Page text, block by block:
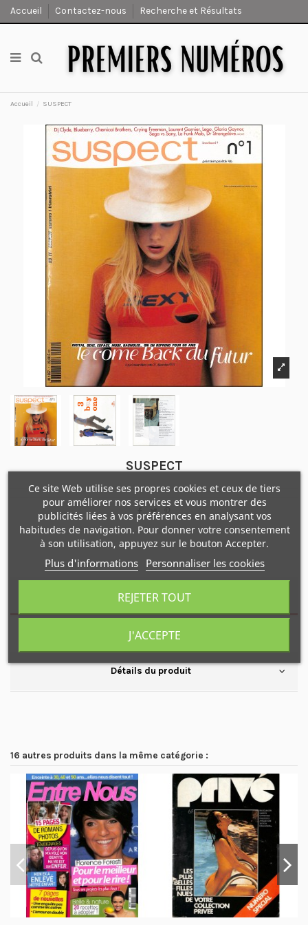
Accueil Contactez-nous Recherche et Résultats
Accueil SUSPECT
SUSPECT
Description
LE COME BACK DU FUTUR
Détails du produit
16 autres produits dans la même catégorie :
Ce site Web utilise ses propres cookies et ceux de tiers
pour améliorer nos services et vous montrer des
publicités liées à vos préférences en analysant vos
habitudes de navigation. Pour donner votre consentement
à son utilisation, appuyez sur le bouton Accepter.
Plus d'informations Personnaliser les cookies
REJETER TOUT
J'ACCEPTE